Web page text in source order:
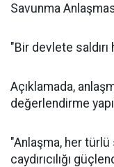
Savunma
"Bir devlete saldırı
Açıklamada,
değerlendirme
"Anlaşma, her türlü
caydırıcılığı